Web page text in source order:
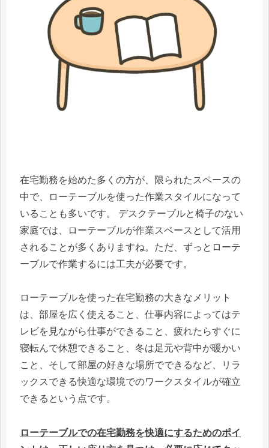
在宅勤務を始めた多くの方が、限られたスペースの
中で、ローテーブルを使った作業スタイルになって
いることも多いです。 デスクテーブルと椅子のない
家庭では、ローテーブルが作業スペースとして活用
されることが多くありますね。ただ、ずっとローテ
ーブルで作業するには工夫が必要です。
ローテーブルを使った在宅勤務の大きなメリット
は、部屋を広く使えること、仕事内容によってはテ
レビを見ながら仕事ができること、疲れたらすぐに
寝転んで休憩できること、冬は足元や背中が暖かい
こと、そして部屋の好きな場所でできるなど、リラ
ックスできる快適な環境でのワークスタイルが確立
できるという点です。
ローテーブルでの在宅勤務を快適にするためのポイ